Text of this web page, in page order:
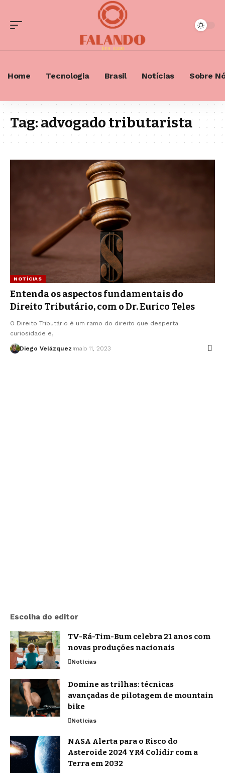
Home Tecnologia Brasil Notícias Sobre
Tag:advogado tributarista
NOTÍCIAS
Entenda os aspectos fundamentais do
Direito Tributário, com o Dr. Eurico Teles
O Direito Tributário é um ramo do direito que desperta
curiosidade e,…
Diego Velázquez maio 11, 2023
Escolha do editor
TV-Rá-Tim-Bum celebra 21 anos com
novas produções nacionais
Notícias
Domine as trilhas: técnicas
avançadas de pilotagem de mountain
bike
Notícias
NASA Alerta para o Risco do
Asteroide 2024 YR4 Colidir com a
Terra em 2032